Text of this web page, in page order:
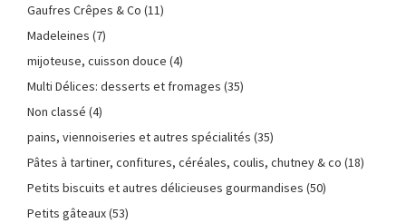
Gaufres Crêpes & Co (11)
Madeleines (7)
mijoteuse, cuisson douce (4)
Multi Délices: desserts et fromages (35)
Non classé (4)
pains, viennoiseries et autres spécialités (35)
Pâtes à tartiner, confitures, céréales, coulis, chutney & co (18)
Petits biscuits et autres délicieuses gourmandises (50)
Petits gâteaux(53)